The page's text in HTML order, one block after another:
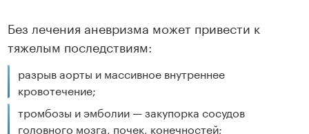
Без лечения аневризма может привести к
тяжелым последствиям:
разрыв аорты и массивное внутреннее
кровотечение;
тромбозы и эмболии — закупорка сосудов
головного мозга, почек, конечностей;